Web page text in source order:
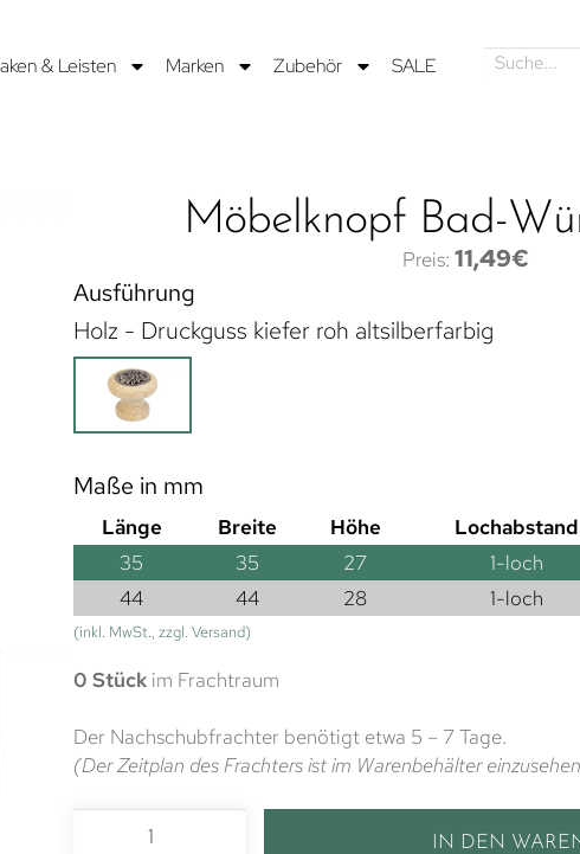
& Leisten Marken Zubehör SALE
Möbelknopf Bad-
11,49€
Ausführung
Holz - Druckguss kiefer roh altsilberfarbig
Maße in mm
Länge Breite Höhe Lochabstand
35
35 27 1-loch
44
44 28 1-loch
(inkl. MwSt., zzgl. Versand)
0 Stück im Frachtraum
Der Nachschubfrachter benötigt etwa 5 – 7 Tage.
(Der Zeitplan des Frachters ist im Warenbehälter
IN DEN